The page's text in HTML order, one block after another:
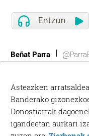
Beñat Parra
Asteazken
Banderako
Donostiarrak
igandeetan aurkari